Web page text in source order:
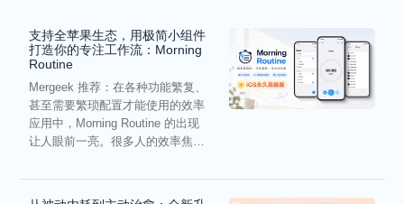
支持全苹果生态，用极简小组件
打造你的专注工作流：Morning
Routine
Mergeek 推荐：在各种功能繁复、
甚至需要繁琐配置才能使用的效率
应用中，Morning Routine 的出现
让人眼前一亮。很多人的效率焦